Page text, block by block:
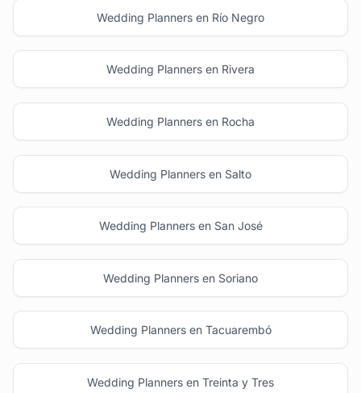
Wedding Planners en Río Negro
Wedding Planners en Rivera
Wedding Planners en Rocha
Wedding Planners en Salto
Wedding Planners en San José
Wedding Planners en Soriano
Wedding Planners en Tacuarembó
Wedding Planners en Treinta y Tres